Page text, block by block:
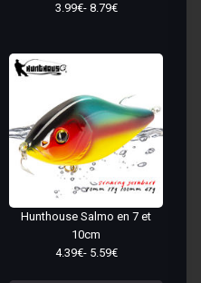
3.99€- 8.79€
Hunthouse Salmo en 7 et
10cm
4.39€- 5.59€